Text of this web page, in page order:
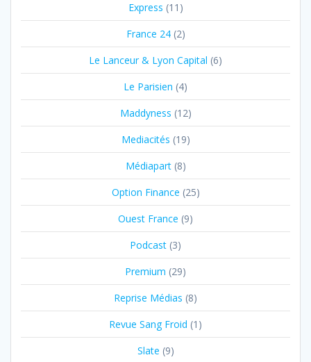
Express (11)
France 24(2)
Le Lanceur & Lyon Capital (6)
Le Parisien (4)
Maddyness (12)
Mediacités (19)
Médiapart(8)
Option Finance (25)
Ouest France (9)
Podcast (3)
Premium (29)
Reprise Médias (8)
Revue Sang Froid (1)
Slate (9)